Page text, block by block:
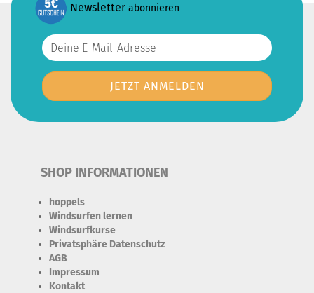
Newsletter abonnieren
SHOP INFORMATIONEN
hoppels
Windsurfen lernen
Windsurfkurse
Privatsphäre Datenschutz
AGB
Impressum
Kontakt